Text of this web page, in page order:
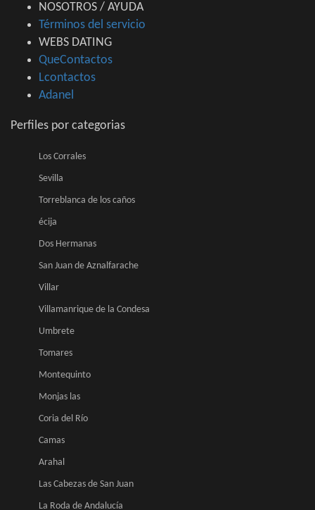
NOSOTROS / AYUDA
Términos del servicio
WEBS DATING
QueContactos
Lcontactos
Adanel
Perfiles por categorias
Los Corrales
Sevilla
Torreblanca de los caños
écija
Dos Hermanas
San Juan de Aznalfarache
Villar
Villamanrique de la Condesa
Umbrete
Tomares
Montequinto
Monjas las
Coria del Río
Camas
Arahal
Las Cabezas de San Juan
La Roda de Andalucía